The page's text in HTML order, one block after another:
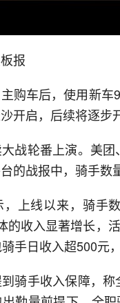
报
购车后，使用新
开启，后续将逐步
战轮番上演。美
的战报中，骑手数
上线以来，骑手
的收入显著增长，
手日收入超500元
骑手收入保障，